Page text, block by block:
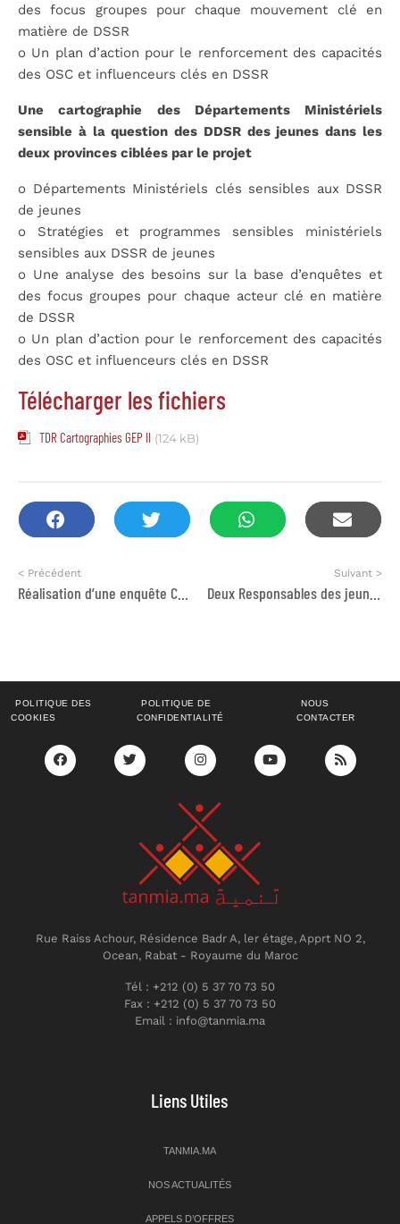
des focus groupes pour chaque mouvement clé en
matière de DSSR
o Un plan d’action pour le renforcement des capacités
des OSC et influenceurs clés en DSSR
Une cartographie des Départements Ministériels
sensible à la question des DDSR des jeunes dans les
deux provinces ciblées par le projet
o Départements Ministériels clés sensibles aux DSSR
de jeunes
o Stratégies et programmes sensibles ministériels
sensibles aux DSSR de jeunes
o Une analyse des besoins sur la base d’enquêtes et
des focus groupes pour chaque acteur clé en matière
de DSSR
o Un plan d’action pour le renforcement des capacités
des OSC et influenceurs clés en DSSR
Télécharger les fichiers
TDR Cartographies GEP II (124 kB)
< Précédent Suivant >
POLITIQUE DES
COOKIES
POLITIQUE DE
CONFIDENTIALITÉ
NOUS
CONTACTER
Rue Raiss Achour, Résidence Badr A, ler étage, Apprt NO 2,
Ocean, Rabat - Royaume du Maroc
Tél : +212 (0) 5 37 70 73 50
Fax : +212 (0) 5 37 70 73 50
Email : info@tanmia.ma
Liens Utiles
TANMIA.MA
NOS ACTUALITÉS
APPELS D’OFFRES